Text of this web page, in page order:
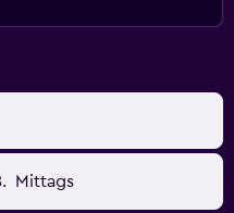
Mittags